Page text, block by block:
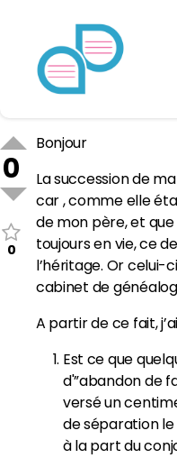
0
0
Bonjour
La succession de
car , comme elle
de mon père, et
toujours en vie, ce
l’héritage. Or celui-
cabinet de
A partir de ce fait,
Est ce que
d'”abandon de
versé un
de séparation
à la part du